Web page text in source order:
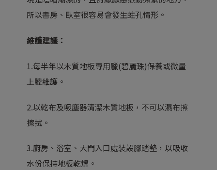
所以書房、臥室很容易會發生蛀孔情形。
維護建議：
1.每半年以木質地板專用臘(碧麗珠)保養或微量
上臘維護。
2.以乾布及吸塵器清潔木質地板，不可以濕布擦
擦拭。
3.廚房、浴室、大門入口處裝設腳踏墊，以吸收
水份保持地板乾燥。